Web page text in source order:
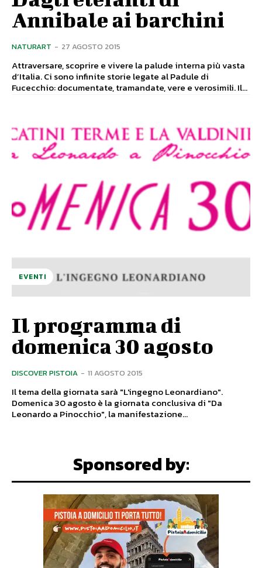
Annibale ai barchini
NATURART - 27 AGOSTO 2015
Attraversare, scoprire e vivere la palude interna più vasta
d’Italia. Ci sono infinite storie legate al Padule di
Fucecchio: documentate, tramandate, vere e verosimili. Il...
EVENTI
Il programma di
domenica 30 agosto
DISCOVER PISTOIA - 11 AGOSTO 2015
Il tema della giornata sarà "L'ingegno Leonardiano".
Domenica 30 agosto è la giornata conclusiva di "Da
Leonardo a Pinocchio", la manifestazione...
Sponsored by: